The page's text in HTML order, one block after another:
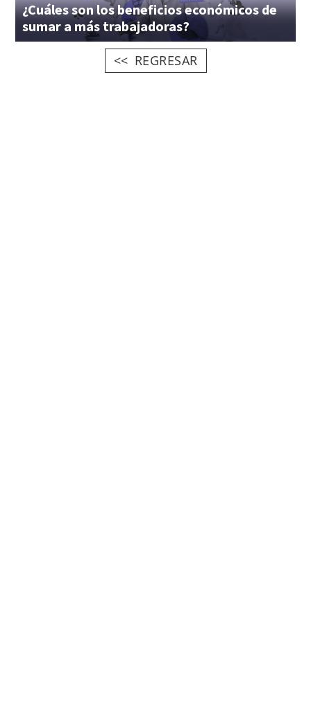
¿Cuáles son los beneficios económicos de
sumar a más trabajadoras?
REGRESAR